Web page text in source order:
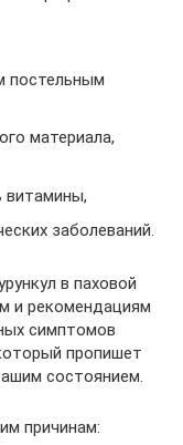
постельным
материала,
витамины,
заболеваний.
в паховой
и рекомендациям
симптомов
пропишет
состоянием.
причинам: